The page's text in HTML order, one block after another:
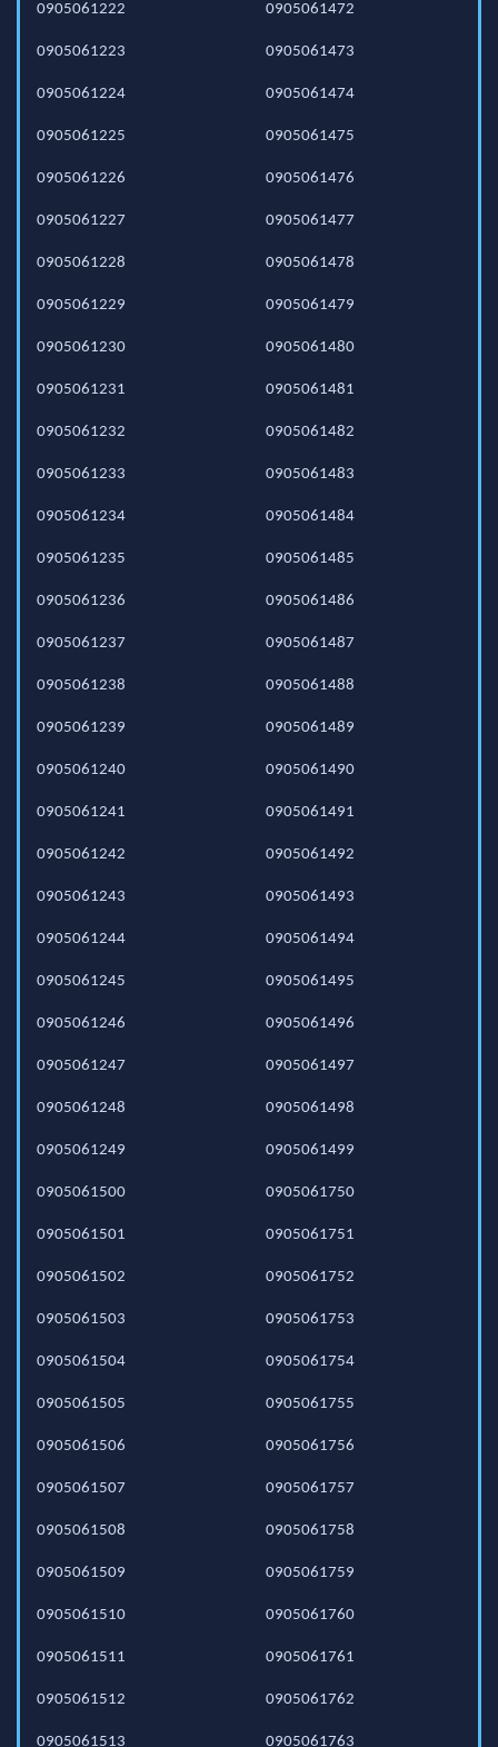
0905061222
0905061223
0905061224
0905061225
0905061226
0905061227
0905061228
0905061229
0905061230
0905061231
0905061232
0905061233
0905061234
0905061235
0905061236
0905061237
0905061238
0905061239
0905061240
0905061241
0905061242
0905061243
0905061244
0905061245
0905061246
0905061247
0905061248
0905061249
0905061472
0905061473
0905061474
0905061475
0905061476
0905061477
0905061478
0905061479
0905061480
0905061481
0905061482
0905061483
0905061484
0905061485
0905061486
0905061487
0905061488
0905061489
0905061490
0905061491
0905061492
0905061493
0905061494
0905061495
0905061496
0905061497
0905061498
0905061499
0905061500
0905061501
0905061502
0905061503
0905061504
0905061505
0905061506
0905061507
0905061508
0905061509
0905061510
0905061511
0905061512
0905061513
0905061750
0905061751
0905061752
0905061753
0905061754
0905061755
0905061756
0905061757
0905061758
0905061759
0905061760
0905061761
0905061762
0905061763